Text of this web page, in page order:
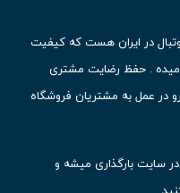
در ایران هست که کیفیت
میده . حفظ رضایت مشتری
در عمل به مشتریان فروشگاه
سایت بارگذاری میشه و